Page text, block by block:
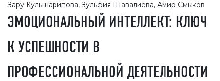
Зару Кульшарипова, Зульфия Шавалиева, Амир Смыков
ЭМОЦИОНАЛЬНЫЙ ИНТЕЛЛЕКТ: КЛЮЧ
К УСПЕШНОСТИ В
ПРОФЕССИОНАЛЬНОЙ ДЕЯТЕЛЬНОСТИ